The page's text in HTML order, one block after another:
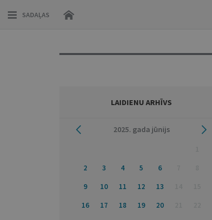
SADAĻAS
LAIDIENU ARHĪVS
2025. gada jūnijs
2
3 4 5 6
9
10 11 12 13
16
17 18 19 20